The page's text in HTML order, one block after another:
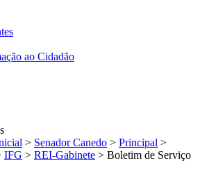
ao Cidadão
> Senador Canedo > Principal >
IFG > REI-Gabinete > Boletim de Serviço